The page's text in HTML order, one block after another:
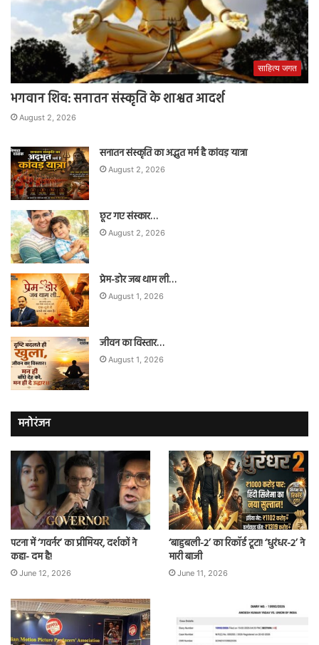
साहित्य जगत
भगवान शिव: सनातन संस्कृति के शाश्वत आदर्श
August 2, 2026
सनातन संस्कृति का अद्भुत मर्म है कांवड़ यात्रा
August 2, 2026
छूट गए संस्कार…
August 2, 2026
प्रेम-डोर जब थाम ली…
August 1, 2026
जीवन का विस्तार…
August 1, 2026
मनोरंजन
पटना में ‘गवर्नर’ का प्रीमियर, दर्शकों ने
कहा- दम है!
June 12, 2026
‘बाहुबली-2’ का रिकॉर्ड टूटा! ‘धुरंधर-2’ ने
मारी बाजी
June 11, 2026